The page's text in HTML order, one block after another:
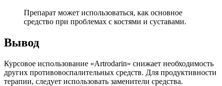
Препарат может использоваться, как основное
средство при проблемах с костями и суставами.
Вывод
Курсовое использование «Artrodarin» снижает необходимость
других противовоспалительных средств. Для продуктивности
терапии, следует использовать заменители средства.